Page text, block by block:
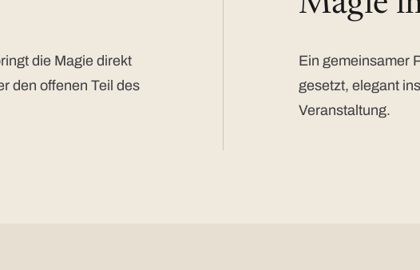
die Magie direkt
den offenen Teil des
Ein gemeinsamer
gesetzt, elegant
Veranstaltung.